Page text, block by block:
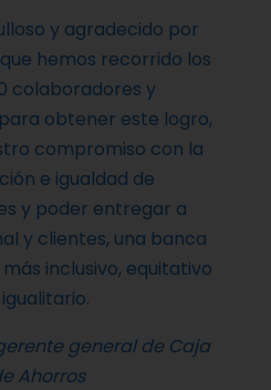
y agradecido por
hemos recorrido los
colaboradores y
obtener este logro,
compromiso con la
e igualdad de
y poder entregar a
y clientes, una banca
inclusivo, equitativo
general de Caja
Ahorros